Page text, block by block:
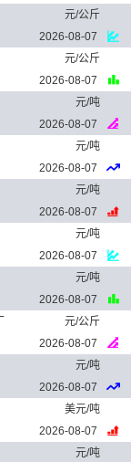
元/公斤
2026-08-07
元/公斤
2026-08-07
元/吨
2026-08-07
元/吨
2026-08-07
元/吨
2026-08-07
元/吨
2026-08-07
元/吨
2026-08-07
元/公斤
2026-08-07
元/吨
2026-08-07
美元/吨
2026-08-07
元/吨